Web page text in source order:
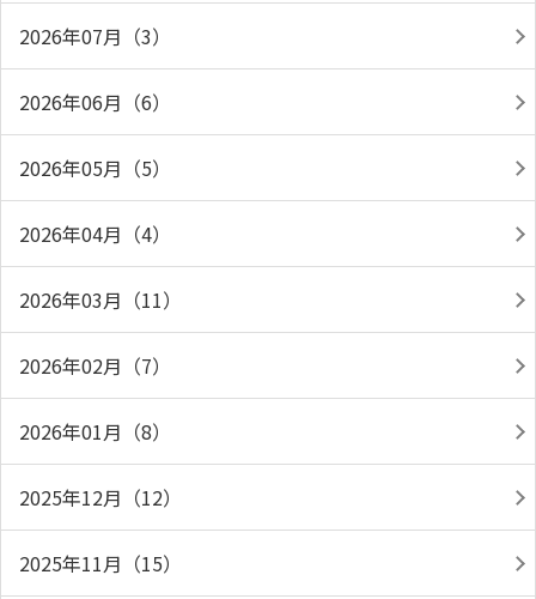
2026年07月（3）
2026年06月（6）
2026年05月（5）
2026年04月（4）
2026年03月（11）
2026年02月（7）
2026年01月（8）
2025年12月（12）
2025年11月（15）